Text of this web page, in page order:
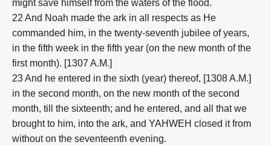
might save himself from the waters of the flood.
22 And Noah made the ark in all respects as He
commanded him, in the twenty-seventh jubilee of years,
in the fifth week in the fifth year (on the new month of the
first month). [1307 A.M.]
23 And he entered in the sixth (year) thereof, [1308 A.M.]
in the second month, on the new month of the second
month, till the sixteenth; and he entered, and all that we
brought to him, into the ark, and YAHWEH closed it from
without on the seventeenth evening.